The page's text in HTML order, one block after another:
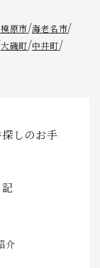
原市/海老名市/
大磯町/中井町/
しのお手
介